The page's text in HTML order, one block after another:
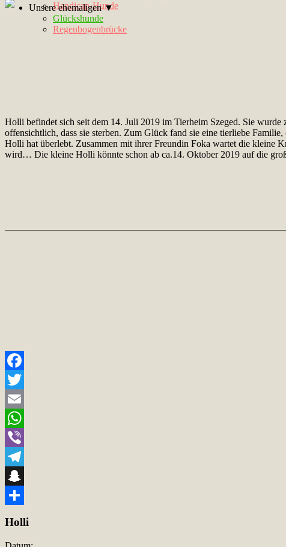
Handicap-Hunde
Unsere ehemaligen ▼
Glückshunde
Regenbogenbrücke
Holli befindet sich seit dem 14. Juli 2019 im Tierheim Szeged. Sie
offensichtlich, dass sie sterben. Zum Glück fand sie eine tierliebe
Holli hat überlebt. Zusammen mit ihrer Freundin Foka wartet die kleine
wird… Die kleine Holli könnte schon ab ca.14. Oktober 2019 auf die
Facebook
Twitter
Email
WhatsApp
Viber
Telegram
Snapchat
Holli